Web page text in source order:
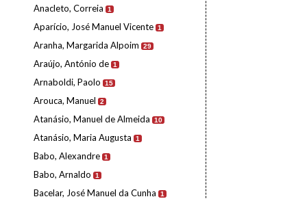
Anacleto, Correia 1
Aparício, José Manuel Vicente 1
Aranha, Margarida Alpoim 29
Araújo, António de 1
Arnaboldi, Paolo 15
Arouca, Manuel 2
Atanásio, Manuel de Almeida 10
Atanásio, Maria Augusta 1
Babo, Alexandre 1
Babo, Arnaldo 1
Bacelar, José Manuel da Cunha 1